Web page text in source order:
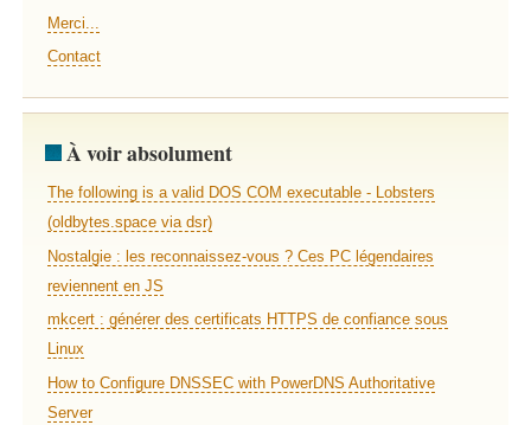
Merci...
Contact
À voir absolument
The following is a valid DOS COM executable - Lobsters
(oldbytes.space via dsr)
Nostalgie : les reconnaissez-vous ? Ces PC légendaires
reviennent en JS
mkcert : générer des certificats HTTPS de confiance sous
Linux
How to Configure DNSSEC with PowerDNS Authoritative
Server